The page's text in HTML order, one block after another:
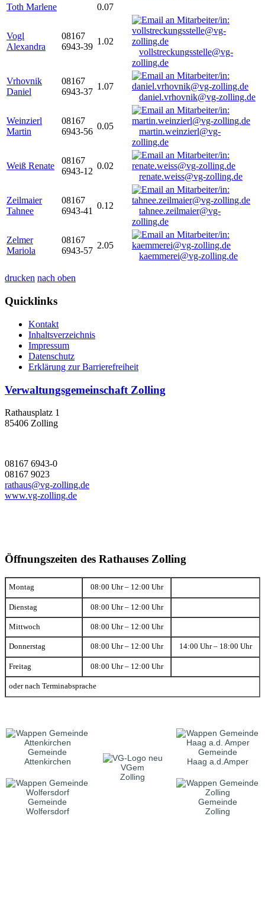
Toth Marlene
0.07
Vogl
Alexandra
08167
6943-39
1.02
vollstreckungsstelle@vg-
zolling.de
Vrhovnik
Daniel
08167
6943-37
1.07
daniel.vrhovnik@vg-zolling.de
Weinzierl
Martin
08167
6943-56
0.05
martin.weinzierl@vg-
zolling.de
Weiß Renate
08167
6943-12
0.02
renate.weiss@vg-zolling.de
Zeilmaier
Tahnee
08167
6943-41
0.12
tahnee.zeilmaier@vg-
zolling.de
Zelmer
Mariola
08167
6943-57
2.05
kaemmerei@vg-zolling.de
drucken nach oben
Quicklinks
Kontakt
Inhaltsverzeichnis
Impressum
Datenschutz
Erklärung zur Barrierefreiheit
Verwaltungsgemeinschaft Zolling
Rathausplatz 1
85406 Zolling
08167 6943-0
08167 9023
rathaus@vg-zolling.de
www.vg-zolling.de
Öffnungszeiten des Rathauses Zolling
Montag 08:00 Uhr – 12:00 Uhr
Dienstag 08:00 Uhr – 12:00 Uhr
Mittwoch 08:00 Uhr – 12:00 Uhr
Donnerstag 08:00 Uhr – 12:00 Uhr 14:00 Uhr – 18:00 Uhr
Freitag 08:00 Uhr – 12:00 Uhr
oder nach Terminabsprache
Gemeinde
Attenkirchen
VGem
Zolling
Gemeinde
Haag a.d.Amper
Gemeinde
Wolfersdorf
Gemeinde
Zolling